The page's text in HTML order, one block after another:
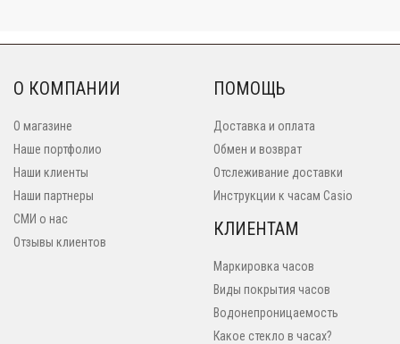
О КОМПАНИИ
О магазине
Наше портфолио
Наши клиенты
Наши партнеры
СМИ о нас
Отзывы клиентов
ПОМОЩЬ
Доставка и оплата
Обмен и возврат
Отслеживание доставки
Инструкции к часам Casio
КЛИЕНТАМ
Маркировка часов
Виды покрытия часов
Водонепроницаемость
Какое стекло в часах?